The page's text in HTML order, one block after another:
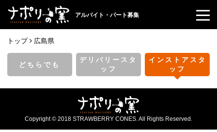
アルバイト・パート募集
トップ 広島県
どちらでも
デリバリースタ
ッフ
インストアスタ
ッフ
Copyright © 2018 STRAWBERRY CONES. All Rights Reserved.